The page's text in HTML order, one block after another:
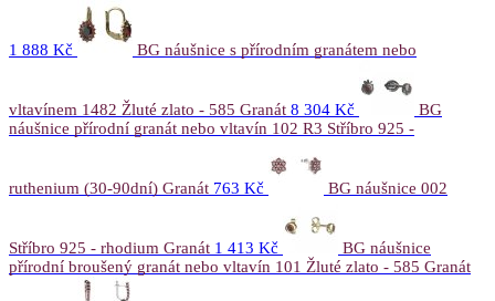
1 888 Kč BG náušnice s přírodním granátem nebo
vltavínem 1482 Žluté zlato - 585 Granát 8 304 Kč
BG
náušnice přírodní granát nebo vltavín 102 R3 Stříbro 925 -
ruthenium (30-90dní) Granát 763 Kč BG náušnice 002
Stříbro 925 - rhodium Granát 1 413 Kč
BG náušnice
přírodní broušený granát nebo vltavín 101 Žluté zlato - 585 Granát